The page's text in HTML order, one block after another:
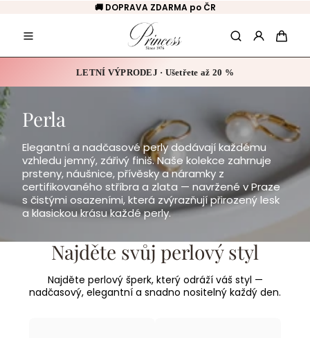
obsah
🚚 DOPRAVA ZDARMA po ČR
Hledat
LETNÍ VÝPRODEJ · Ušetřete až 20 %
Perla
Elegantní a nadčasové perly dodávají každému
vzhledu jemný, zářivý finiš. Naše kolekce zahrnuje
prsteny, náušnice, přívěsky a náramky z
certifikovaného stříbra a zlata — navržené v Praze
s čistými osazeními, která zvýrazňují přirozený lesk
a klasickou krásu každé perly.
Najděte svůj perlový styl
Najděte perlový šperk, který odráží váš styl —
nadčasový, elegantní a snadno nositelný každý den.